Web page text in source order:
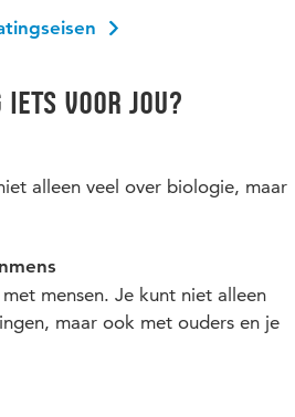
iets voor jou?
alleen veel over biologie, maar
mensen. Je kunt niet alleen
maar ook met ouders en je